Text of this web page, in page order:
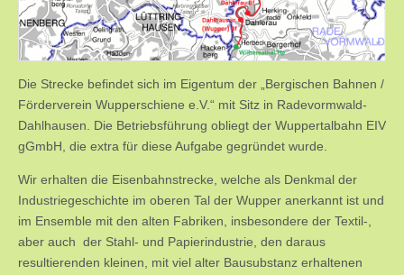
Die Strecke befindet sich im Eigentum der „Bergischen Bahnen /
Förderverein Wupperschiene e.V.“ mit Sitz in Radevormwald-
Dahlhausen. Die Betriebsführung obliegt der Wuppertalbahn EIV
gGmbH, die extra für diese Aufgabe gegründet wurde.
Wir erhalten die Eisenbahnstrecke, welche als Denkmal der
Industriegeschichte im oberen Tal der Wupper anerkannt ist und
im Ensemble mit den alten Fabriken, insbesondere der Textil-,
aber auch der Stahl- und Papierindustrie, den daraus
resultierenden kleinen, mit viel alter Bausubstanz erhaltenen